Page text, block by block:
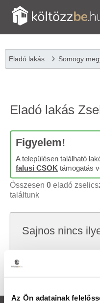
Az Ön adatainak
Eladó lakás Somogy
Eladó lakás
Figyelem!
A településen található
falusi CSOK támogatás
Összesen 0 eladó
találtunk
Sajnos nincs
keresni, hátha